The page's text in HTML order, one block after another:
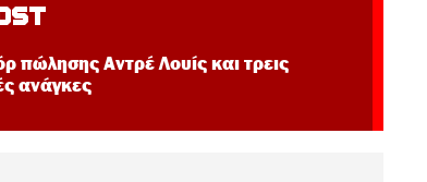
πώλησης Αντρέ Λουίς και τρεις
ανάγκες